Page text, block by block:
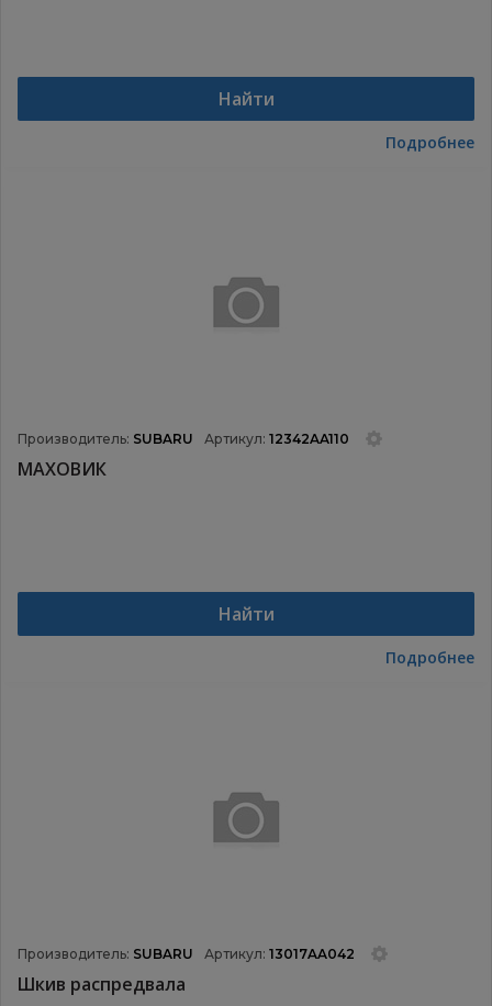
Найти
Подробнее
Производитель: SUBARU Артикул: 12342AA110
МАХОВИК
Найти
Подробнее
Производитель: SUBARU Артикул: 13017AA042
Шкив распредвала